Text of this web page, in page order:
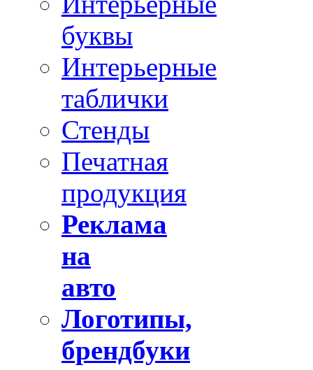
буквы
Интерьерные
таблички
Стенды
Печатная
продукция
Реклама
на
авто
Логотипы,
брендбуки